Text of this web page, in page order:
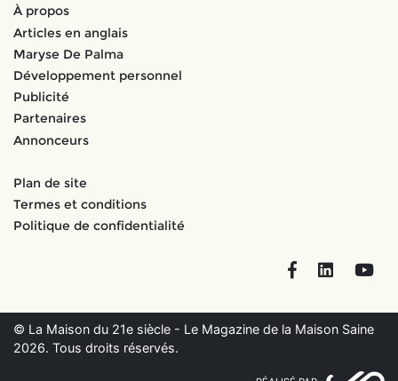
À propos
Articles en anglais
Maryse De Palma
Développement personnel
Publicité
Partenaires
Annonceurs
Plan de site
Termes et conditions
Politique de confidentialité
FacebookLinkedIn
© La Maison du 21e siècle - Le Magazine de la Maison Saine
2026. Tous droits réservés.